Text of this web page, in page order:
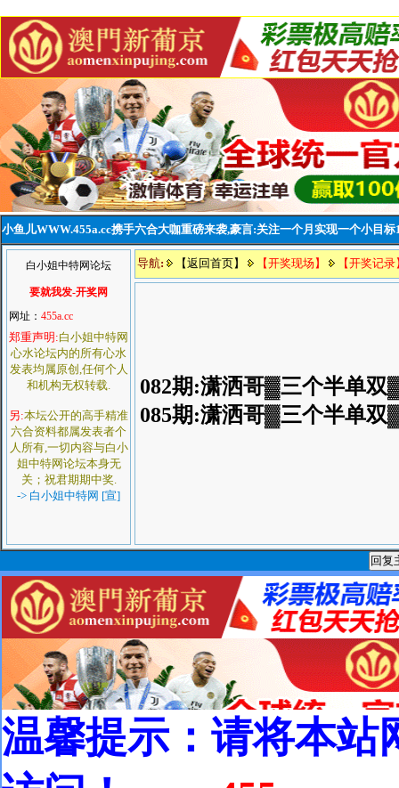
小鱼儿WWW.455a.cc携手六合大咖重磅来袭,豪言:关注一个月实现一个小目标
白小姐中特网论坛
要就我发-开奖网
网址： 455a.cc
郑重声明:白小姐中特网
心水论坛内的所有心水
发表均属原创,任何个人
和机构无权转载.
另:本坛公开的高手精准
六合资料都属发表者个
人所有,一切内容与白小
姐中特网论坛本身无
关；祝君期期中奖.
-> 白小姐中特网 [宣]
导航: 【返回首页】 【开奖现场】 【开奖记录
082期:潇洒哥▓三个半单
085期:潇洒哥▓三个半单